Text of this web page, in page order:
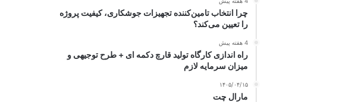
چرا انتخاب تامین‌کننده تجهیزات جوشکاری، کیفیت پروژه
را تعیین می‌کند؟
4 هفته پیش
راه اندازی کارگاه تولید قارچ دکمه ای + طرح توجیهی و
میزان سرمایه لازم
۱۴۰۵/۰۴/۱۵
مارال چت